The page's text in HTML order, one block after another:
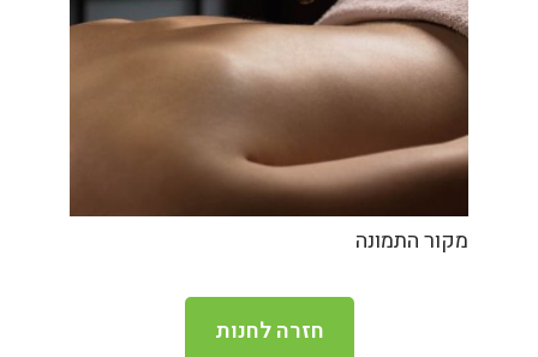
מקור התמונה
חזרה לחנות